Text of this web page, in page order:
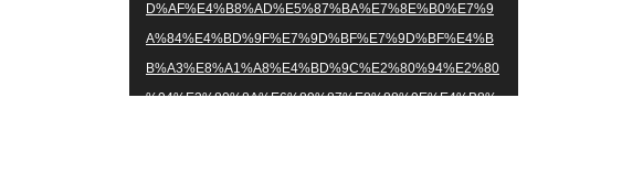
D%AF%E4%B8%AD%E5%87%BA%E7%8E%B0%E7%9
A%84%E4%BD%9F%E7%9D%BF%E7%9D%BF%E4%B
B%A3%E8%A1%A8%E4%BD%9C%E2%80%94%E2%80
%94%E3%80%8A%E6%89%87%E8%88%9E%E4%B8%